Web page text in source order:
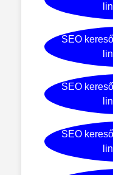
SEO
SEO
SEO